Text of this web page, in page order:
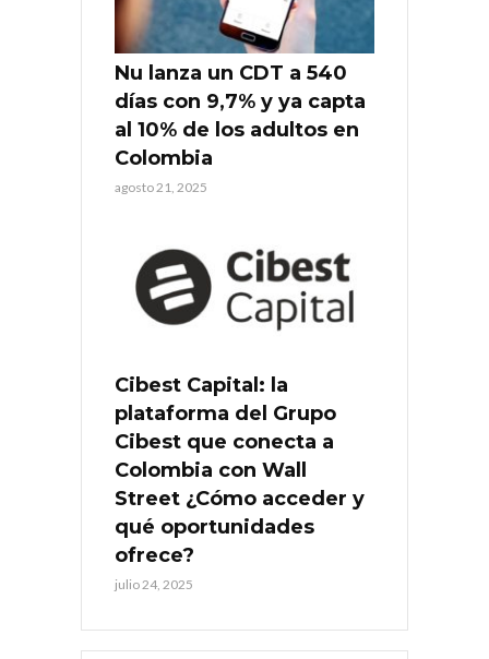
Nu lanza un CDT a 540
días con 9,7% y ya capta
al 10% de los adultos en
Colombia
agosto 21, 2025
Cibest Capital: la
plataforma del Grupo
Cibest que conecta a
Colombia con Wall
Street ¿Cómo acceder y
qué oportunidades
ofrece?
julio 24, 2025